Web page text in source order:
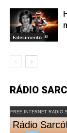
Falecimento
RÁDIO
FREE INTERNET RADIO
Rádio